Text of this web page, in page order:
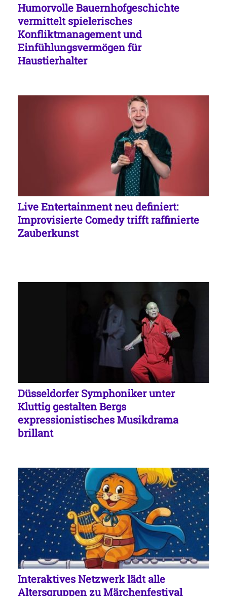
Humorvolle Bauernhofgeschichte
vermittelt spielerisches
Konfliktmanagement und
Einfühlungsvermögen für
Haustierhalter
Live Entertainment neu definiert:
Improvisierte Comedy trifft raffinierte
Zauberkunst
Düsseldorfer Symphoniker unter
Kluttig gestalten Bergs
expressionistisches Musikdrama
brillant
Interaktives Netzwerk lädt alle
Altersgruppen zu Märchenfestival